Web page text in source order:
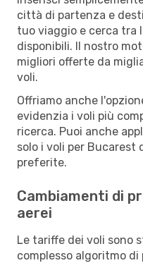
città di partenza e
tuo viaggio e cerca tra
disponibili. Il nostro
migliori offerte da
voli.
Offriamo anche
evidenzia i voli più
ricerca. Puoi anche
solo i voli per Bucarest
preferite.
Cambiamenti di
aerei
Le tariffe dei voli sono
complesso algoritmo